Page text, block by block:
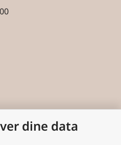
dine data